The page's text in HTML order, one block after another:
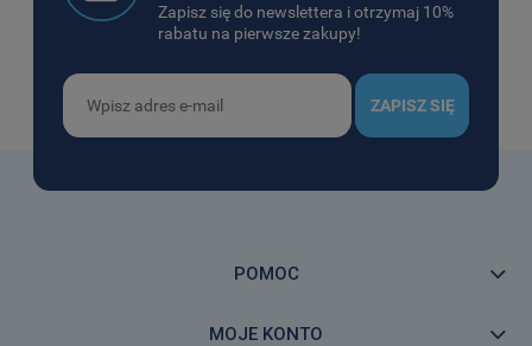
Zapisz się do newslettera i otrzymaj 10%
rabatu na pierwsze zakupy!
ZAPISZ SIĘ
POMOC
MOJE KONTO